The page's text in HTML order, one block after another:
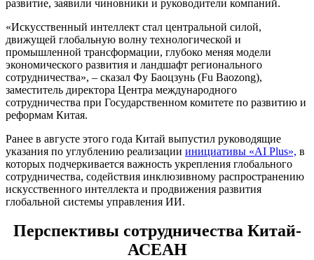
развитие, заявили чиновники и руководители компаний.
«Искусственный интеллект стал центральной силой,
движущей глобальную волну технологической и
промышленной трансформации, глубоко меняя модели
экономического развития и ландшафт регионального
сотрудничества», – сказал Фу Баоцзунь (Fu Baozong),
заместитель директора Центра международного
сотрудничества при Государственном комитете по развитию и
реформам Китая.
Ранее в августе этого года Китай выпустил руководящие
указания по углублению реализации инициативы «AI Plus», в
которых подчеркивается важность укрепления глобального
сотрудничества, содействия инклюзивному распространению
искусственного интеллекта и продвижения развития
глобальной системы управления ИИ.
Перспективы сотрудничества Китай-
АСЕАН